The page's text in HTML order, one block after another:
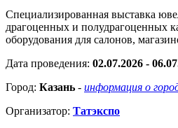
Специализированная выставка
драгоценных и полудрагоценных
оборудования для салонов,
Дата проведения: 02.07.2026 -
Город: Казань - информация о
Организатор: Татэкспо